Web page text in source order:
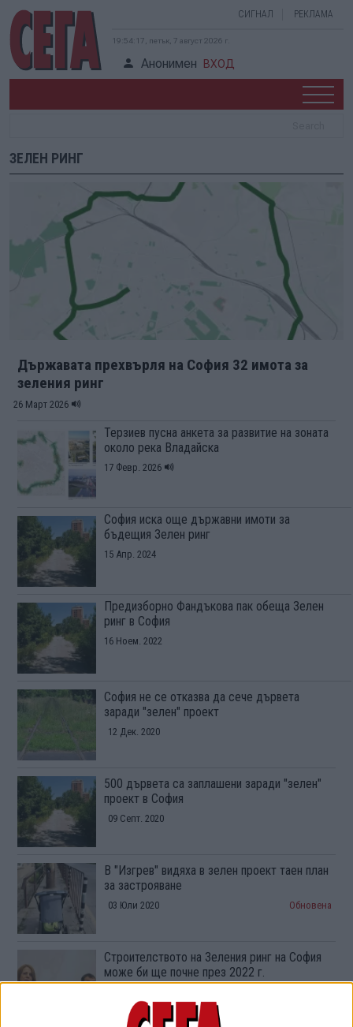
СИГНАЛ РЕКЛАМА
19:54:17, петък, 7 август 2026 г.
Анонимен ВХОД
ЗЕЛЕН РИНГ
Държавата прехвърля на София 32 имота за
зеления ринг
26 Март 2026
Терзиев пусна анкета за развитие на зоната
около река Владайска
17 Февр. 2026
София иска още държавни имоти за
бъдещия Зелен ринг
15 Апр. 2024
Предизборно Фандъкова пак обеща Зелен
ринг в София
16 Ноем. 2022
София не се отказва да сече дървета
заради "зелен" проект
12 Дек. 2020
500 дървета са заплашени заради "зелен"
проект в София
09 Септ. 2020
В "Изгрев" видяха в зелен проект таен план
за застрояване
03 Юли 2020 Обновена
Строителството на Зеления ринг на София
може би ще почне през 2022 г.